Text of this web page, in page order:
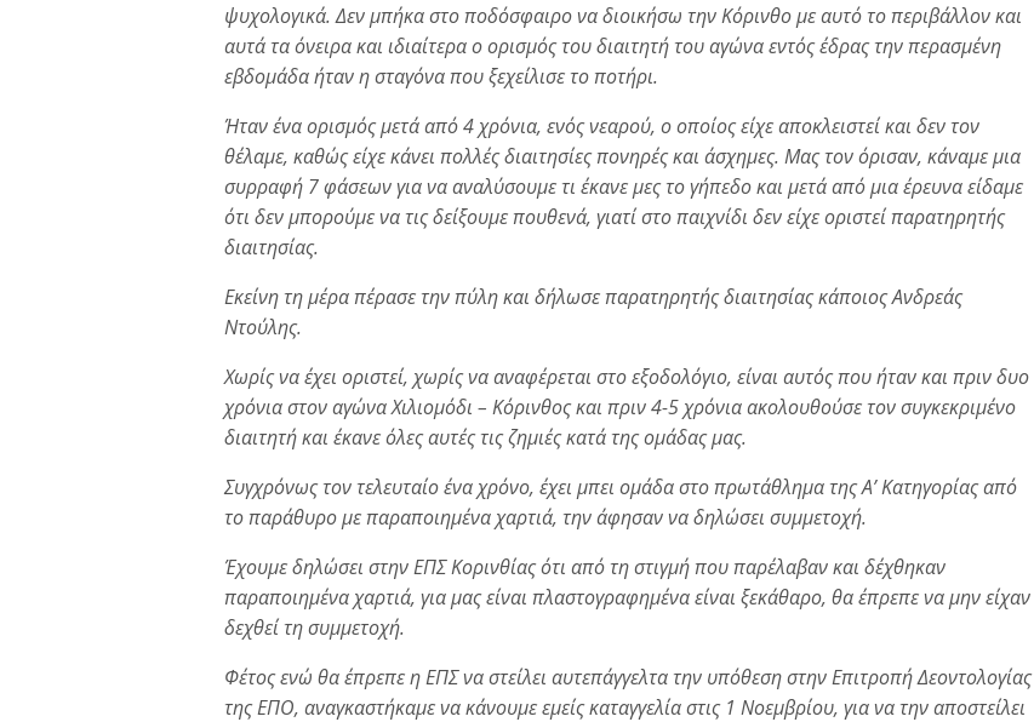
ψυχολογικά. Δεν μπήκα στο ποδόσφαιρο να διοικήσω την Κόρινθο με αυτό το περιβάλλον και
αυτά τα όνειρα και ιδιαίτερα ο ορισμός του διαιτητή του αγώνα εντός έδρας την περασμένη
εβδομάδα ήταν η σταγόνα που ξεχείλισε το ποτήρι.
Ήταν ένα ορισμός μετά από 4 χρόνια, ενός νεαρού, ο οποίος είχε αποκλειστεί και δεν τον
θέλαμε, καθώς είχε κάνει πολλές διαιτησίες πονηρές και άσχημες. Μας τον όρισαν, κάναμε μια
συρραφή 7 φάσεων για να αναλύσουμε τι έκανε μες το γήπεδο και μετά από μια έρευνα είδαμε
ότι δεν μπορούμε να τις δείξουμε πουθενά, γιατί στο παιχνίδι δεν είχε οριστεί παρατηρητής
διαιτησίας.
Εκείνη τη μέρα πέρασε την πύλη και δήλωσε παρατηρητής διαιτησίας κάποιος Ανδρεάς
Ντούλης.
Χωρίς να έχει οριστεί, χωρίς να αναφέρεται στο εξοδολόγιο, είναι αυτός που ήταν και πριν δυο
χρόνια στον αγώνα Χιλιομόδι – Κόρινθος και πριν 4-5 χρόνια ακολουθούσε τον συγκεκριμένο
διαιτητή και έκανε όλες αυτές τις ζημιές κατά της ομάδας μας.
Συγχρόνως τον τελευταίο ένα χρόνο, έχει μπει ομάδα στο πρωτάθλημα της Α’ Κατηγορίας από
το παράθυρο με παραποιημένα χαρτιά, την άφησαν να δηλώσει συμμετοχή.
Έχουμε δηλώσει στην ΕΠΣ Κορινθίας ότι από τη στιγμή που παρέλαβαν και δέχθηκαν
παραποιημένα χαρτιά, για μας είναι πλαστογραφημένα είναι ξεκάθαρο, θα έπρεπε να μην είχαν
δεχθεί τη συμμετοχή.
Φέτος ενώ θα έπρεπε η ΕΠΣ να στείλει αυτεπάγγελτα την υπόθεση στην Επιτροπή Δεοντολογίας
της ΕΠΟ, αναγκαστήκαμε να κάνουμε εμείς καταγγελία στις 1 Νοεμβρίου, για να την αποστείλει